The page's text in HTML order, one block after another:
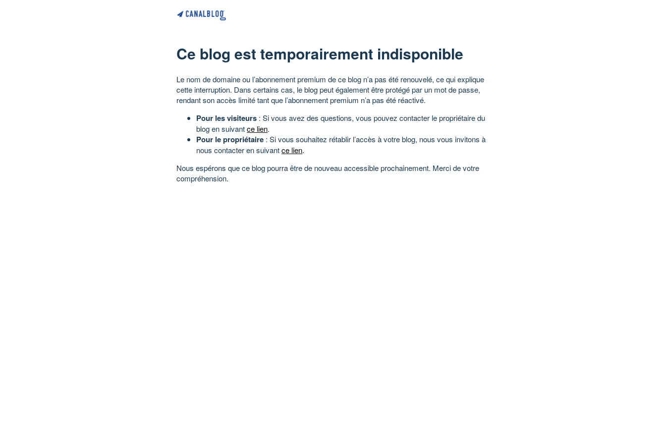
Ce blog est temporairement indisponible
Le nom de domaine ou l’abonnement premium de ce blog n’a pas été renouvelé, ce qui explique
cette interruption. Dans certains cas, le blog peut également être protégé par un mot de passe,
rendant son accès limité tant que l’abonnement premium n’a pas été réactivé.
Pour les visiteurs : Si vous avez des questions, vous pouvez contacter le propriétaire du
blog en suivantce lien.
Pour le propriétaire : Si vous souhaitez rétablir l’accès à votre blog, nous vous invitons à
nous contacter en suivantce lien.
Nous espérons que ce blog pourra être de nouveau accessible prochainement. Merci de votre
compréhension.